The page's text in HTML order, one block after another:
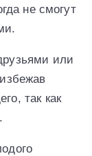
не смогут
или
так как